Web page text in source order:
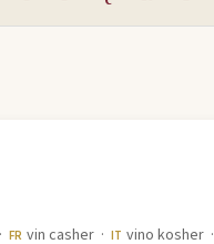
FR vin casher · IT vino kosher ·